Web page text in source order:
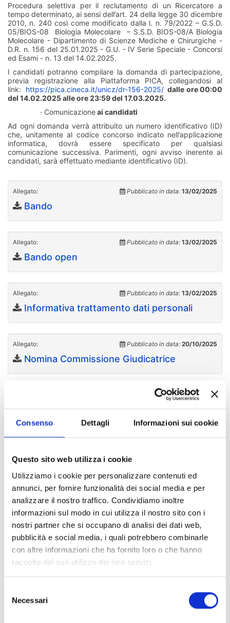
Consenso Dettagli Informazioni sui cookie
Questo sito web utilizza i cookie
Utilizziamo i cookie per personalizzare contenuti ed
annunci, per fornire funzionalità dei social media e per
analizzare il nostro traffico. Condividiamo inoltre
informazioni sul modo in cui utilizza il nostro sito con i
nostri partner che si occupano di analisi dei dati web,
pubblicità e social media, i quali potrebbero combinarle
con altre informazioni che ha fornito loro o che hanno
raccolto dal suo utilizzo dei loro servizi.
delNecessari
Procedura selettiva per il reclutamento di un Ricercatore a
tempo determinato, ai sensi dell’art. 24 della legge 30 dicembre
2010, n. 240 così come modificato dalla l. n. 79/2022 – G.S.D.
05/BIOS-08 Biologia Molecolare – S.S.D. BIOS-08/A Biologia
Molecolare - Dipartimento di Scienze Mediche e Chirurgiche -
D.R. n. 156 del 25.01.2025 - G.U. - IV Serie Speciale - Concorsi
ed Esami - n. 13 del 14.02.2025.
I candidati potranno compilare la domanda di partecipazione,
previa registrazione alla Piattaforma PICA, collegandosi al
link: https://pica.cineca.it/unicz/dr-156-2025/ dalle ore 00:00
del 14.02.2025 alle ore 23:59 del 17.03.2025.
· Comunicazioneai candidati
Ad ogni domanda verrà attribuito un numero identificativo (ID)
che, unitamente al codice concorso indicato nell’applicazione
informatica, dovrà essere specificato per qualsiasi
comunicazione successiva. Parimenti, ogni avviso inerente ai
candidati, sarà effettuato mediante identificativo (ID).
Allegato: Pubblicato in data: 13/02/2025
Bando
Allegato: Pubblicato in data: 13/02/2025
Bando open
Allegato: Pubblicato in data: 13/02/2025
Informativa trattamento dati personali
Allegato: Pubblicato in data: 20/10/2025
Nomina Commissione Giudicatrice
Pubblicato in data: 20/10/2025
Nomina Commissione Giudicatrice open
Verbale N.1
Allegato: Pubblicato in data:
Avviso prova orale
Allegato: Pubblicato in data: 21/11/2025
Avviso prova orale open
Allegato: 19/02/2026